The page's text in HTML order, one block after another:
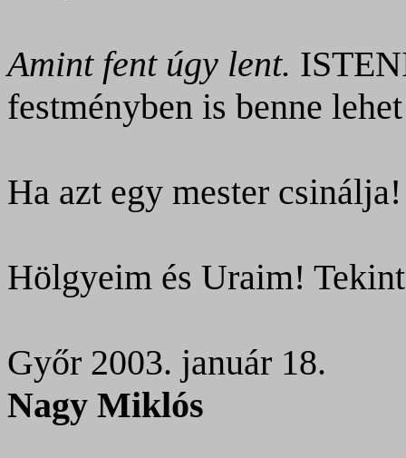
Amint fent úgy lent.
festményben is benne
Ha azt egy mester csinálja!
Hölgyeim és Uraim!
Győr 2003. január 18.
Nagy Miklós